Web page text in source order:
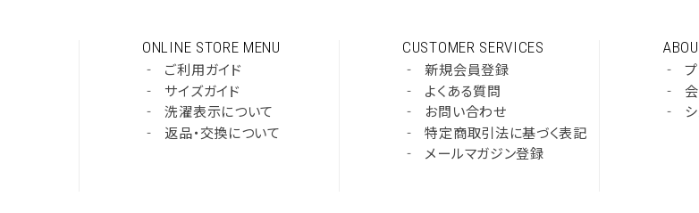
ONLINE STORE MENU
‐
ご利用ガイド
‐
サイズガイド
‐
洗濯表示について
‐
返品・交換について
CUSTOMER SERVICES
‐
新規会員登録
‐
よくある質問
‐
お問い合わせ
‐
特定商取引法に基づく表記
‐
メールマガジン登録
‐
‐
‐